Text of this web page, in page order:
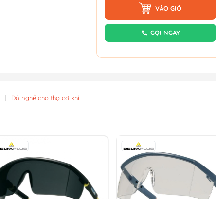
VÀO GIỎ
GỌI NGAY
| Đồ nghề cho thợ cơ khí